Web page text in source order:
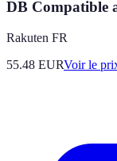
DB Compatible
Rakuten FR
55.48 EURVoir le